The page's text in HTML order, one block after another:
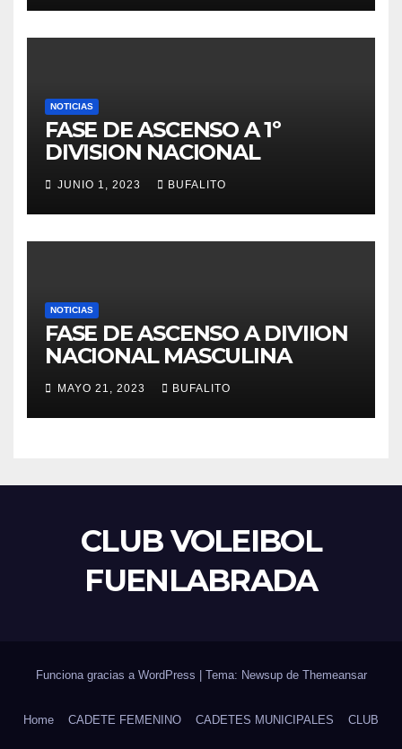
NOTICIAS
FASE DE ASCENSO A 1º
DIVISION NACIONAL
JUNIO 1, 2023 BUFALITO
NOTICIAS
FASE DE ASCENSO A DIVIION
NACIONAL MASCULINA
MAYO 21, 2023 BUFALITO
CLUB VOLEIBOL
FUENLABRADA
Funciona gracias a WordPress | Tema: Newsup de Themeansar
Home CADETE FEMENINO CADETES MUNICIPALES CLUB